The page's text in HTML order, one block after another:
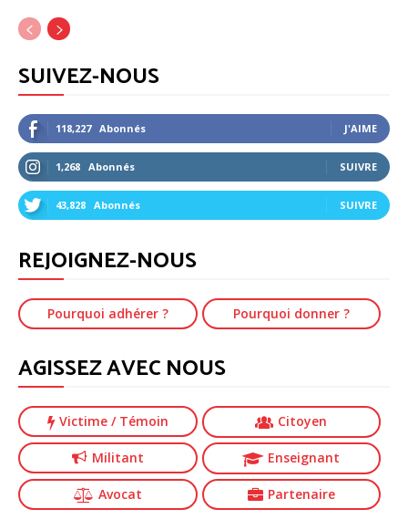
SUIVEZ-NOUS
118,227 Abonnés J'AIME
1,268 Abonnés SUIVRE
43,828 Abonnés SUIVRE
REJOIGNEZ-NOUS
Pourquoi adhérer ? Pourquoi donner ?
AGISSEZ AVEC NOUS
Victime / Témoin Citoyen
Militant Enseignant
Avocat Partenaire